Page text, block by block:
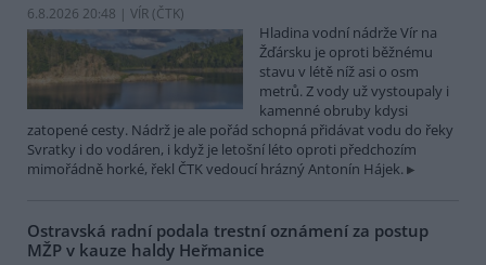
6.8.2026 20:48 | VÍR (ČTK)
Hladina vodní nádrže Vír na
Žďársku je oproti běžnému
stavu v létě níž asi o osm
metrů. Z vody už vystoupaly i
kamenné obruby kdysi
zatopené cesty. Nádrž je ale pořád schopná přidávat vodu do řeky
Svratky i do vodáren, i když je letošní léto oproti předchozím
mimořádně horké, řekl ČTK vedoucí hrázný Antonín Hájek.
Ostravská radní podala trestní oznámení za postup
MŽP v kauze haldy Heřmanice